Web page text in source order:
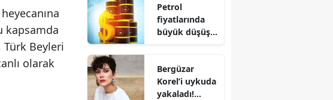
kapsamda
Türk Beyleri
olarak
Petrol
fiyatlarında
büyük düşüş
90 dolardan 83
dolara geriledi
Bergüzar
Korel’i uykuda
yakaladı!